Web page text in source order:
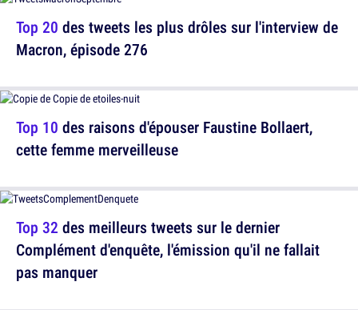
Top 20 des tweets les plus drôles sur l'interview de
Macron, épisode 276
Top 10 des raisons d'épouser Faustine Bollaert,
cette femme merveilleuse
Top 32 des meilleurs tweets sur le dernier
Complément d'enquête, l'émission qu'il ne fallait
pas manquer